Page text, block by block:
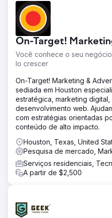
Desafio
A Perfect Afternoon
atender aos requisitos
desempenho e a visibilidade.
destino direcionadas,
estratégica de anúncios
significativo ao aumentar o
Solução
Conduzimos uma extensa
problemas técnicos e
Avaliamos a velocidade do
experiência do usuário
direcionadas. Esses esforços
médio de 29% nas
de nossas otimizações.
Resultado
O site de reservas focado
melhorias levaram a um CPA
retenção de clientes, com as
On-Target!
Você conhece o seu
lo crescer
On-Target! Marketing &
sediada em Houston
estratégica, marketing digital,
desenvolvimento web.
com estratégias orientadas
conteúdo de alto impacto.
Houston, Texas, United
Pesquisa de mercado,
Serviços residenciais,
A partir de $2,500